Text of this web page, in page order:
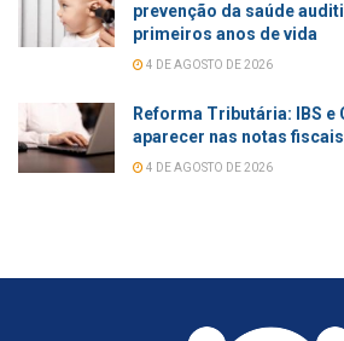
prevenção da saúde
primeiros anos de vida
4 DE AGOSTO DE 2026
Reforma Tributária: IBS e
aparecer nas notas fiscais
4 DE AGOSTO DE 2026